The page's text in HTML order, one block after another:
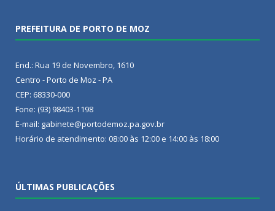
PREFEITURA DE PORTO DE MOZ
End.: Rua 19 de Novembro, 1610
Centro - Porto de Moz - PA
CEP: 68330-000
Fone: (93) 98403-1198
E-mail: gabinete@portodemoz.pa.gov.br
Horário de atendimento: 08:00 às 12:00 e 14:00 às 18:00
ÚLTIMAS PUBLICAÇÕES